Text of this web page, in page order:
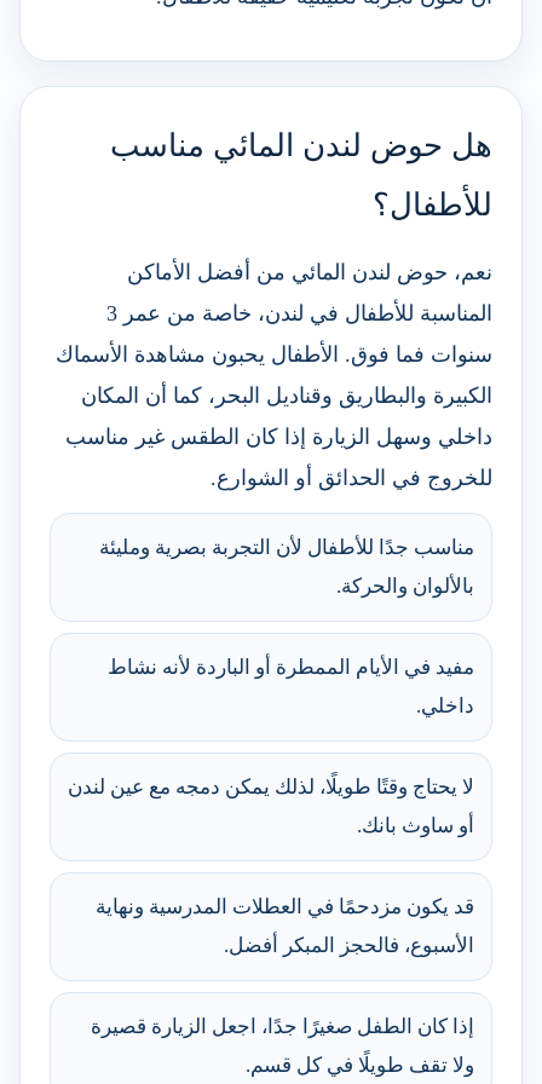
هل حوض لندن المائي مناسب
للأطفال؟
نعم، حوض لندن المائي من أفضل الأماكن
المناسبة للأطفال في لندن، خاصة من عمر 3
سنوات فما فوق. الأطفال يحبون مشاهدة الأسماك
الكبيرة والبطاريق وقناديل البحر، كما أن المكان
داخلي وسهل الزيارة إذا كان الطقس غير مناسب
للخروج في الحدائق أو الشوارع.
مناسب جدًا للأطفال لأن التجربة بصرية ومليئة
بالألوان والحركة.
مفيد في الأيام الممطرة أو الباردة لأنه نشاط
داخلي.
لا يحتاج وقتًا طويلًا، لذلك يمكن دمجه مع عين لندن
أو ساوث بانك.
قد يكون مزدحمًا في العطلات المدرسية ونهاية
الأسبوع، فالحجز المبكر أفضل.
إذا كان الطفل صغيرًا جدًا، اجعل الزيارة قصيرة
ولا تقف طويلًا في كل قسم.